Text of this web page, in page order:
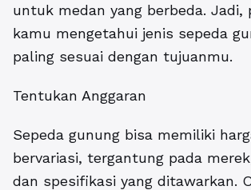
untuk medan yang berbeda. Jadi,
kamu mengetahui jenis sepeda
paling sesuai dengan tujuanmu.
Tentukan Anggaran
Sepeda gunung bisa memiliki
bervariasi, tergantung pada
dan spesifikasi yang ditawarkan.